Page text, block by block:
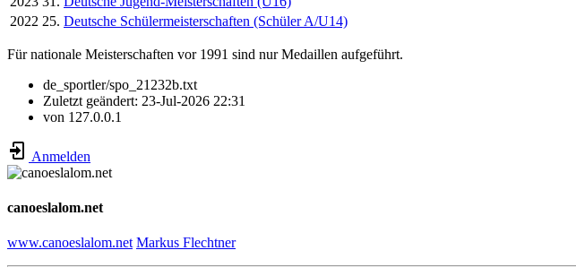
2022 25. Deutsche Schülermeisterschaften (Schüler A/U14)
Für nationale Meisterschaften vor 1991 sind nur Medaillen aufgeführt.
de_sportler/spo_21232b.txt
Zuletzt geändert: 23-Jul-2026 22:31
von 127.0.0.1
Anmelden
canoeslalom.net
www.canoeslalom.net Markus Flechtner